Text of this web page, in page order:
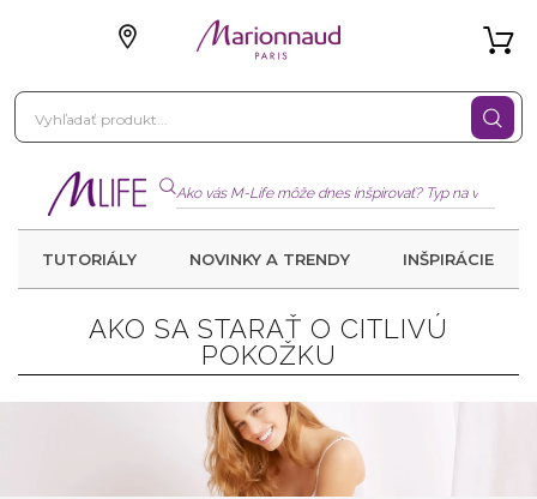
TUTORIÁLY NOVINKY A TRENDY INŠPIRÁCIE
AKO SA STARAŤ O CITLIVÚ
POKOŽKU